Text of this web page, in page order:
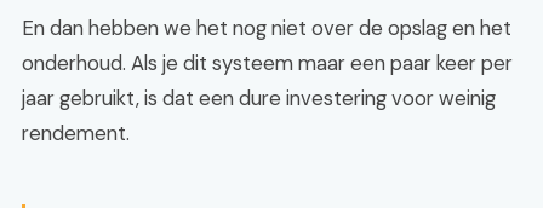
En dan hebben we het nog niet over de opslag en het
onderhoud. Als je dit systeem maar een paar keer per
jaar gebruikt, is dat een dure investering voor weinig
rendement.